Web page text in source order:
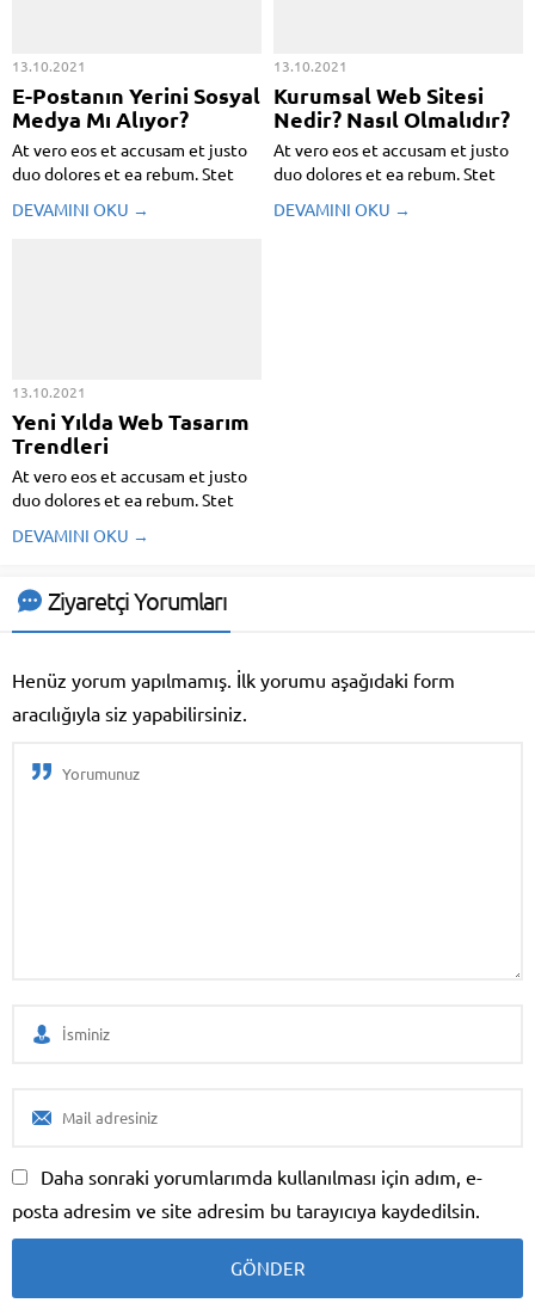
13.10.2021
E-Postanın Yerini Sosyal
Medya Mı Alıyor?
At vero eos et accusam et justo
duo dolores et ea rebum. Stet
takimata sanctus est Lorem
DEVAMINI OKU →
13.10.2021
Kurumsal Web Sitesi
Nedir? Nasıl Olmalıdır?
At vero eos et accusam et justo
duo dolores et ea rebum. Stet
takimata sanctus est Lorem
DEVAMINI OKU →
13.10.2021
Yeni Yılda Web Tasarım
Trendleri
At vero eos et accusam et justo
duo dolores et ea rebum. Stet
takimata sanctus est Lorem
ipsum dolor sit amet, consetetur
sadipscing elitr, sed...
DEVAMINI OKU →
Ziyaretçi Yorumları
Henüz yorum yapılmamış. İlk yorumu aşağıdaki form
aracılığıyla siz yapabilirsiniz.
Daha sonraki yorumlarımda kullanılması için adım, e-
posta adresim ve site adresim bu tarayıcıya kaydedilsin.